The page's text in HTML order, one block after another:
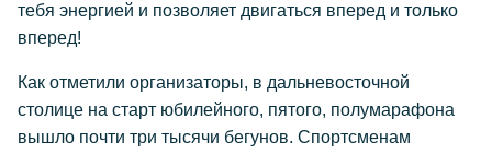
тебя энергией и позволяет двигаться вперед и только
вперед!
Как отметили организаторы, в дальневосточной
столице на старт юбилейного, пятого, полумарафона
вышло почти три тысячи бегунов. Спортсменам